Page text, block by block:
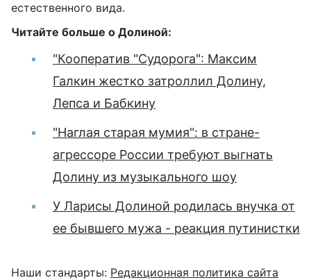
естественного вида.
Читайте больше о Долиной:
"Кооператив "Судорога": Максим
Галкин жестко затроллил Долину,
Лепса и Бабкину
"Наглая старая мумия": в стране-
агрессоре России требуют выгнать
Долину из музыкального шоу
У Ларисы Долиной родилась внучка от
ее бывшего мужа - реакция путинистки
Наши стандарты: Редакционная политика сайта